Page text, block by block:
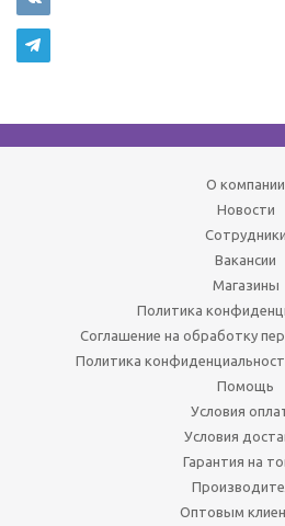
О компании
Новости
Сотрудники
Вакансии
Магазины
Политика
Соглашение на обработку
Политика
Помощь
Условия
Условия
Гарантия на
Оптовым